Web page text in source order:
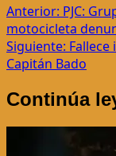
de
entradas
Anterior: PJC:
motocicleta
Siguiente:
Capitán Bado
Continúa